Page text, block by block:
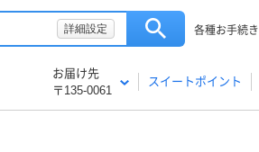
詳細設定 各種お手続き
お届け先
〒135-0061
スイートポイント